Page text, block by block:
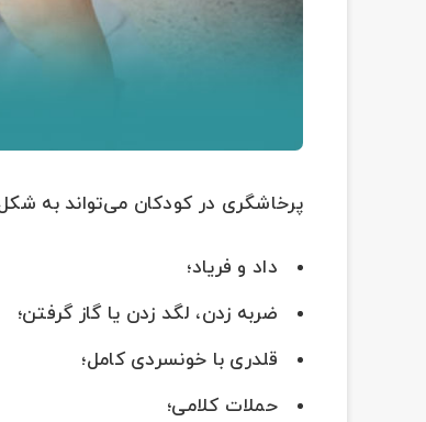
پرخاشگری در کودکان می‌تواند به
داد و فریاد؛
ضربه زدن، لگد زدن یا گاز گرفتن؛
قلدری با خونسردی کامل؛
حملات کلامی؛